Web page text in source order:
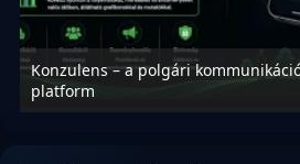
Konzulens – a polgári
platform